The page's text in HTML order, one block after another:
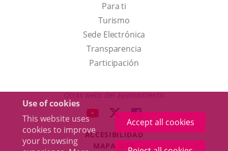
Use of cookies
This website uses
cookies to improve
your browsing
Accept all cookies
Para ti
TurismoThis
link
will
open
a
up
window.
Sede Electrónica
Transparencia
Participación
Otras webs del ayuntamiento
LINK
EXTERNAL
LINK
TO
EXTERNAL
LINK
TO
EXTERNAL
ACCESIBILIDAD
MAPA WEB